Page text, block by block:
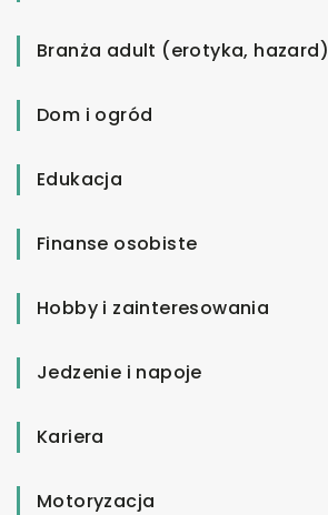
Branża adult (erotyka, hazard)
Dom i ogród
Edukacja
Finanse osobiste
Hobby i zainteresowania
Jedzenie i napoje
Kariera
Motoryzacja